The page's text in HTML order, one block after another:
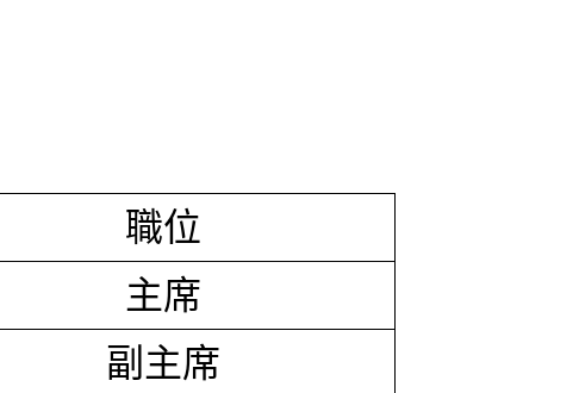
職位
主席
副主席